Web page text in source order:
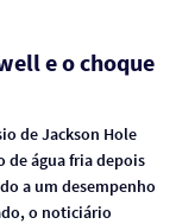
e o choque
de Jackson Hole
de água fria depois
a um desempenho
o noticiário